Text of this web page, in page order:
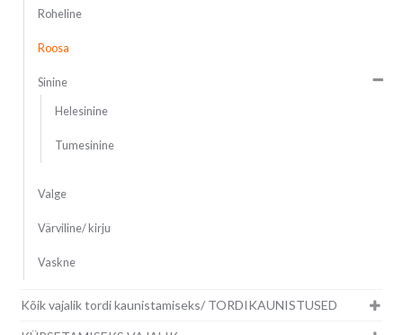
Roheline
Roosa
Sinine
Helesinine
Tumesinine
Valge
Värviline/ kirju
Vaskne
Kõik vajalik tordi kaunistamiseks/ TORDIKAUNISTUSED